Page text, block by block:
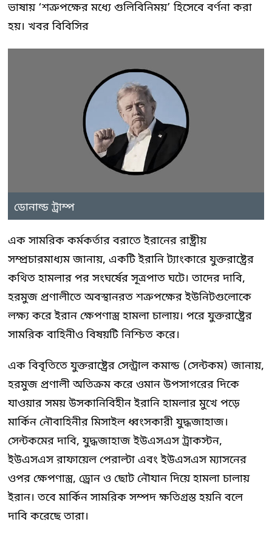
ভাষায় ‘শত্রুপক্ষের মধ্যে গুলিবিনিময়’ হিসেবে বর্ণনা করা
হয়। খবর বিবিসির
ডোনাল্ড ট্রাম্প
এক সামরিক কর্মকর্তার বরাতে ইরানের রাষ্ট্রীয়
সম্প্রচারমাধ্যম জানায়, একটি ইরানি ট্যাংকারে যুক্তরাষ্ট্রের
কথিত হামলার পর সংঘর্ষের সূত্রপাত ঘটে। তাদের দাবি,
হরমুজ প্রণালীতে অবস্থানরত শত্রুপক্ষের ইউনিটগুলোকে
লক্ষ্য করে ইরান ক্ষেপণাস্ত্র হামলা চালায়। পরে যুক্তরাষ্ট্রের
সামরিক বাহিনীও বিষয়টি নিশ্চিত করে।
এক বিবৃতিতে যুক্তরাষ্ট্রের সেন্ট্রাল কমান্ড (সেন্টকম) জানায়,
হরমুজ প্রণালী অতিক্রম করে ওমান উপসাগরের দিকে
যাওয়ার সময় উসকানিবিহীন ইরানি হামলার মুখে পড়ে
মার্কিন নৌবাহিনীর মিসাইল ধ্বংসকারী যুদ্ধজাহাজ।
সেন্টকমের দাবি, যুদ্ধজাহাজ ইউএসএস ট্রাকস্টন,
ইউএসএস রাফায়েল পেরাল্টা এবং ইউএসএস ম্যাসনের
ওপর ক্ষেপণাস্ত্র, ড্রোন ও ছোট নৌযান দিয়ে হামলা চালায়
ইরান। তবে মার্কিন সামরিক সম্পদ ক্ষতিগ্রস্ত হয়নি বলে
দাবি করেছে তারা।